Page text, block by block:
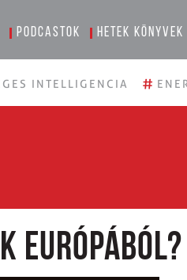
Podcastok Hetek könyvek
INTELLIGENCIA #
Európából?